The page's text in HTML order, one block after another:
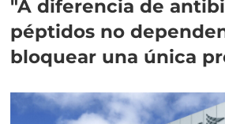
"A diferencia de
péptidos no
bloquear una única